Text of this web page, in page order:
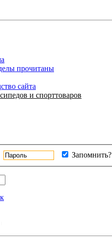
прочитаны
сайта
и спорттоваров
Запомнить?